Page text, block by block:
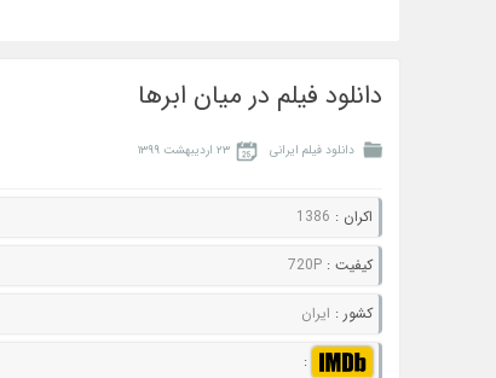
دانلود فیلم در میان ابرها
دانلود فیلم ایرانی ۲۳ اردیبهشت ۱۳۹۹
اکران : 1386
کيفيت :720P
کشور : ایران
: